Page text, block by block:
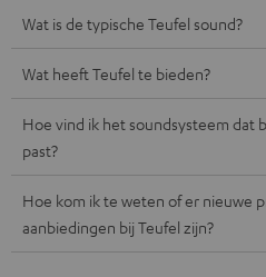
Wat is de typische Teufel sound?
Wat heeft Teufel te bieden?
Hoe vind ik het soundsysteem dat
past?
Hoe kom ik te weten of er nieuwe
aanbiedingen bij Teufel zijn?